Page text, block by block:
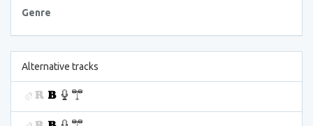
Genre
Alternative tracks